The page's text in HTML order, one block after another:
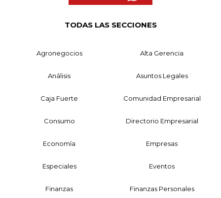
TODAS LAS SECCIONES
Agronegocios Alta Gerencia
Análisis Asuntos Legales
Caja Fuerte Comunidad Empresarial
Consumo Directorio Empresarial
Economía Empresas
Especiales Eventos
Finanzas Finanzas Personales